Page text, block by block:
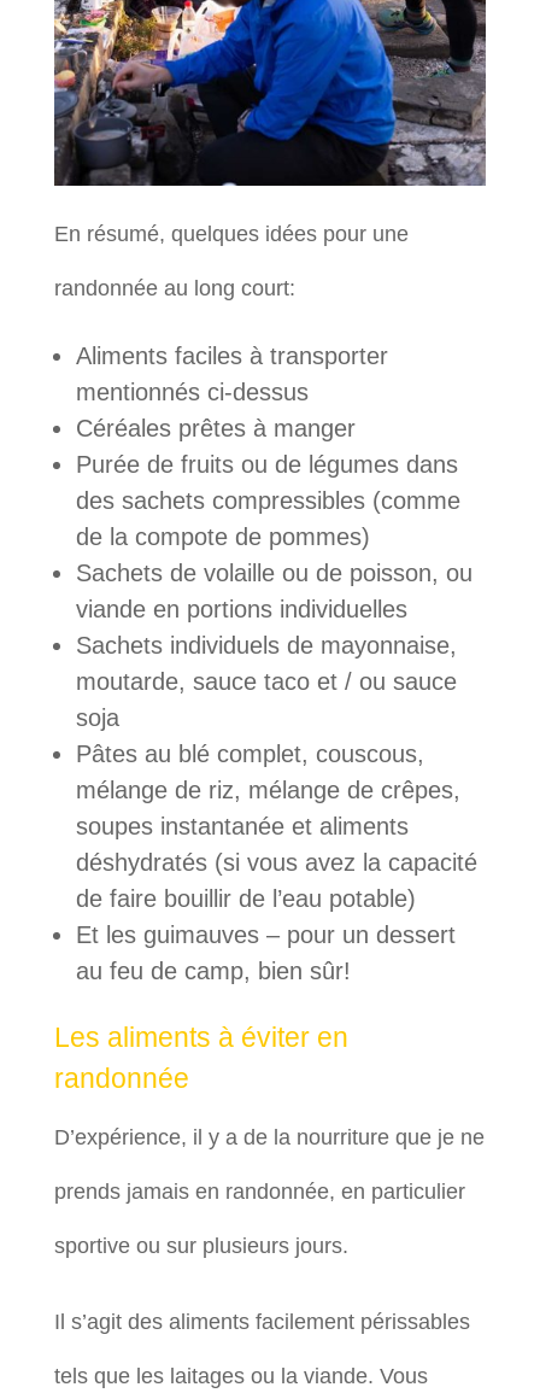
En résumé, quelques idées pour une
randonnée au long court:
Aliments faciles à transporter
mentionnés ci-dessus
Céréales prêtes à manger
Purée de fruits ou de légumes dans
des sachets compressibles (comme
de la compote de pommes)
Sachets de volaille ou de poisson, ou
viande en portions individuelles
Sachets individuels de mayonnaise,
moutarde, sauce taco et / ou sauce
soja
Pâtes au blé complet, couscous,
mélange de riz, mélange de crêpes,
soupes instantanée et aliments
déshydratés (si vous avez la capacité
de faire bouillir de l’eau potable)
Et les guimauves – pour un dessert
au feu de camp, bien sûr!
Les aliments à éviter en
randonnée
D’expérience, il y a de la nourriture que je ne
prends jamais en randonnée, en particulier
sportive ou sur plusieurs jours.
Il s’agit des aliments facilement périssables
tels que les laitages ou la viande. Vous